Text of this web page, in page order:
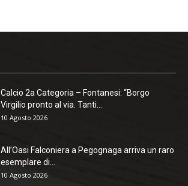
Calcio 2a Categoria – Fontanesi: “Borgo
Virgilio pronto al via. Tanti...
10 Agosto 2026
All’Oasi Falconiera a Pegognaga arriva un raro
esemplare di...
10 Agosto 2026